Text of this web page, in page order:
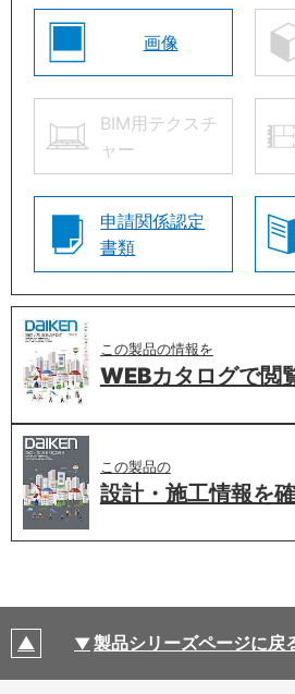
画像
BIM用テクスチ
ャー
申請関係認定
書類
この製品の情報を
WEBカタログで閲
この製品の
設計・施工情報を
製品シリーズページに戻